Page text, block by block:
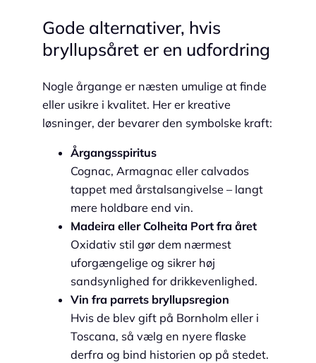
Gode alternativer, hvis
bryllupsåret er en udfordring
Nogle årgange er næsten umulige at finde
eller usikre i kvalitet. Her er kreative
løsninger, der bevarer den symbolske kraft:
Årgangsspiritus
Cognac, Armagnac eller calvados
tappet med årstalsangivelse – langt
mere holdbare end vin.
Madeira eller Colheita Port fra året
Oxidativ stil gør dem nærmest
uforgængelige og sikrer høj
sandsynlighed for drikkevenlighed.
Vin fra parrets bryllupsregion
Hvis de blev gift på Bornholm eller i
Toscana, så vælg en nyere flaske
derfra og bind historien op på stedet.